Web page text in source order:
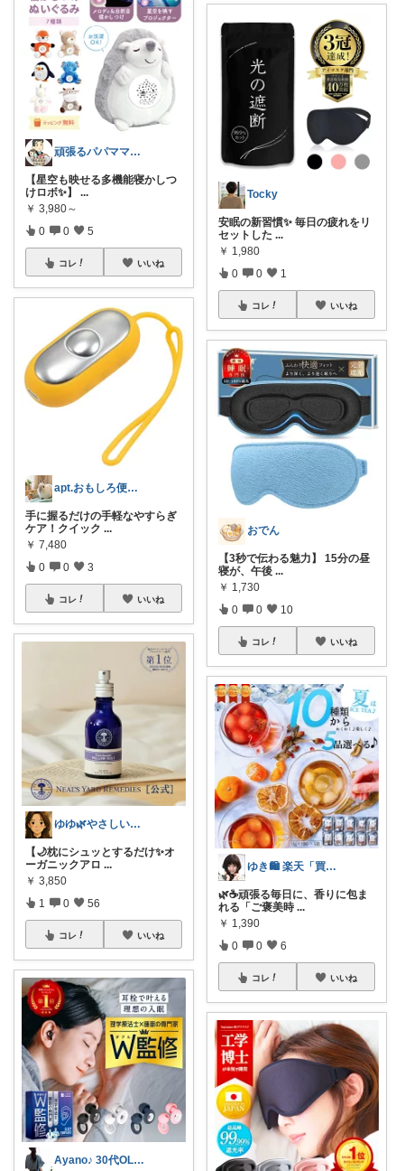
頑張るパパママ応援隊@育児・子供用品紹介
【星空も映せる多機能寝かしつ
けロボ✨】 ...
￥ 3,980～
0 0 5
コレ いいね
apt.おもしろ便利グッズ推し主婦
手に握るだけの手軽なやすらぎ
ケア！クイック ...
￥ 7,480
0 0 3
コレ いいね
ゆゆ🌿やさしい暮らしROOM
【🌙枕にシュッとするだけ✨オ
ーガニックアロ ...
￥ 3,850
1 0 56
コレ いいね
Ayano♪ 30代OLファッション
Tocky
安眠の新習慣✨ 毎日の疲れをリ
セットした ...
￥ 1,980
0 0 1
コレ いいね
おでん
【3秒で伝わる魅力】 15分の昼
寝が、午後 ...
￥ 1,730
0 0 10
コレ いいね
ゆき🛍️ 楽天「買ってよかった」を厳選
🌿☕頑張る毎日に、香りに包ま
れる「ご褒美時 ...
￥ 1,390
0 0 6
コレ いいね